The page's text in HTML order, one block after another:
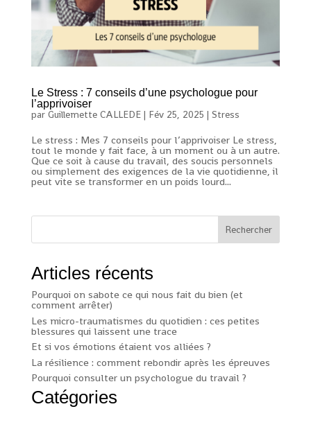
Le Stress : 7 conseils d’une psychologue pour
l’apprivoiser
par Guillemette CALLEDE| Fév 25, 2025 | Stress
Le stress : Mes 7 conseils pour l’apprivoiser Le stress,
tout le monde y fait face, à un moment ou à un autre.
Que ce soit à cause du travail, des soucis personnels
ou simplement des exigences de la vie quotidienne, il
peut vite se transformer en un poids lourd...
Rechercher
Articles récents
Pourquoi on sabote ce qui nous fait du bien (et
comment arrêter)
Les micro-traumatismes du quotidien : ces petites
blessures qui laissent une trace
Et si vos émotions étaient vos alliées ?
La résilience : comment rebondir après les épreuves
Pourquoi consulter un psychologue du travail ?
Catégories